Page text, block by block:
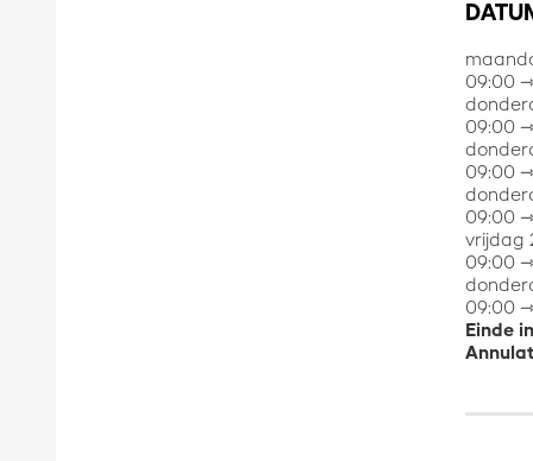
09:00
09:00
09:00
09:00
vrijdag
09:00
09:00
Einde